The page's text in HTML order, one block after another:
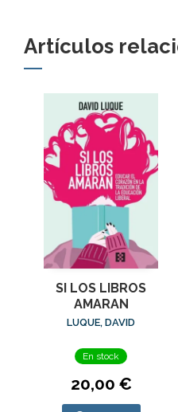
Artículos
SI LOS LIBROS
AMARAN
LUQUE, DAVID
En stock
20,00 €